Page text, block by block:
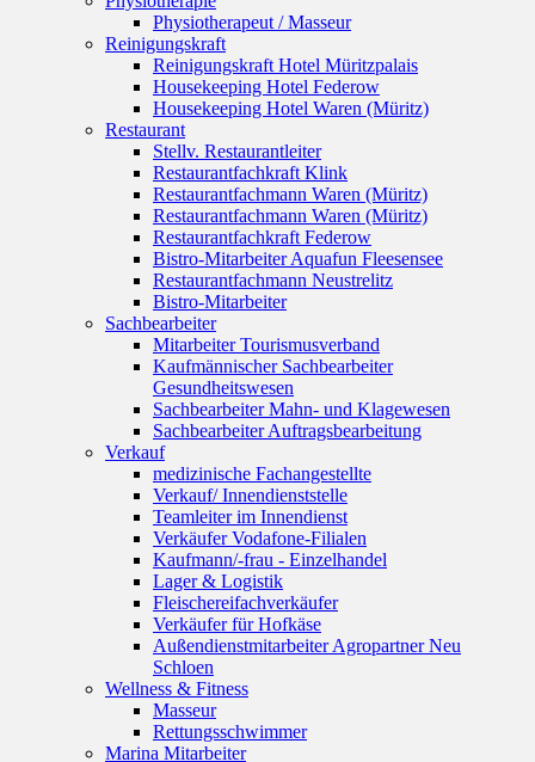
Physiotherapeut / Masseur
Reinigungskraft
Reinigungskraft Hotel Müritzpalais
Housekeeping Hotel Federow
Housekeeping Hotel Waren (Müritz)
Restaurant
Stellv. Restaurantleiter
Restaurantfachkraft Klink
Restaurantfachmann Waren (Müritz)
Restaurantfachmann Waren (Müritz)
Restaurantfachkraft Federow
Bistro-Mitarbeiter Aquafun Fleesensee
Restaurantfachmann Neustrelitz
Bistro-Mitarbeiter
Sachbearbeiter
Mitarbeiter Tourismusverband
Kaufmännischer Sachbearbeiter
Gesundheitswesen
Sachbearbeiter Mahn- und Klagewesen
Sachbearbeiter Auftragsbearbeitung
Verkauf
medizinische Fachangestellte
Verkauf/ Innendienststelle
Teamleiter im Innendienst
Verkäufer Vodafone-Filialen
Kaufmann/-frau - Einzelhandel
Lager & Logistik
Fleischereifachverkäufer
Verkäufer für Hofkäse
Außendienstmitarbeiter Agropartner Neu
Schloen
Wellness & Fitness
Masseur
Rettungsschwimmer
Marina Mitarbeiter